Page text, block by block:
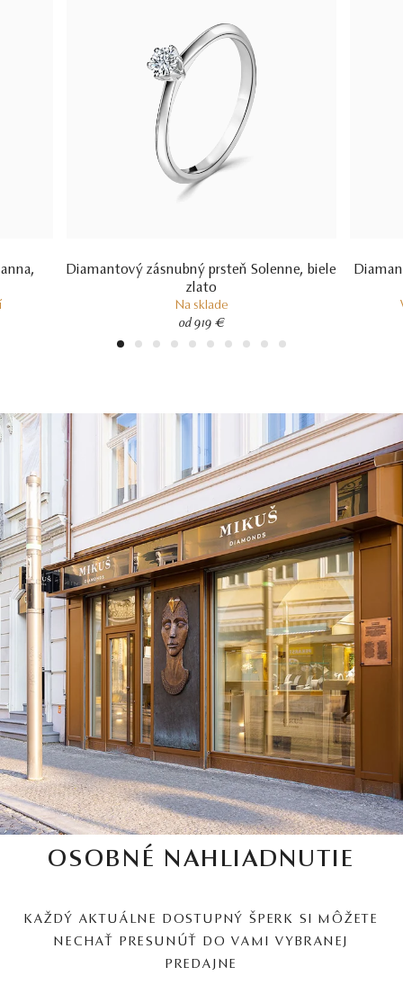
Diamantový zásnubný prsteň Solenne, biele
zlato
Na sklade
od 919 €
1 2 3 4 5 6 7 8 9 10
OSOBNÉ NAHLIADNUTIE
KAŽDÝ AKTUÁLNE DOSTUPNÝ ŠPERK SI MÔŽETE
NECHAŤ PRESUNÚŤ DO VAMI VYBRANEJ
PREDAJNE